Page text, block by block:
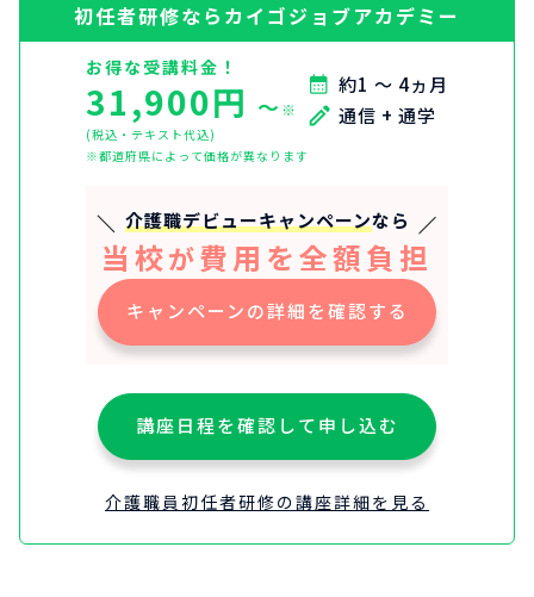
初任者研修ならカイゴジョブアカデミー
お得な受講料金！
31,900円 〜 ※
(税込・テキスト代込)
※都道府県によって価格が異なります
約1 ～ 4ヵ月
通信 + 通学
介護職デビューキャンペーンなら
当校が費用を全額負担
キャンペーンの詳細を確認する
講座日程を確認して申し込む
介護職員初任者研修の講座詳細を見る